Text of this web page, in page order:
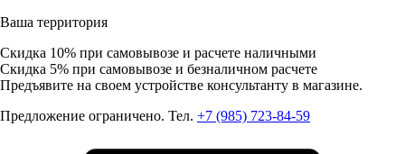
Ваша территория
Скидка 10% при самовывозе и расчете наличными
Скидка 5% при самовывозе и безналичном расчете
Предъявите на своем устройстве консультанту в магазине.
Предложение ограничено. Тел. +7 (985) 723-84-59